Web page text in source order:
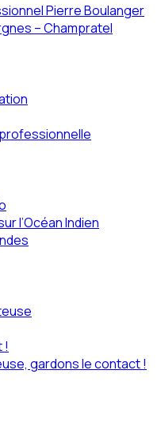
Pierre Boulanger
– Champratel
l’Océan Indien
!
gardons le contact !